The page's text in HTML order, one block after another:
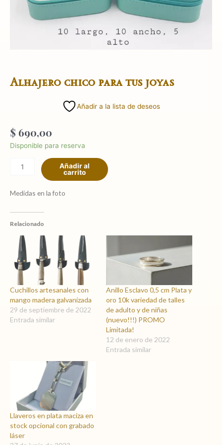
Alhajero chico para tus joyas
Añadir a la lista de deseos
$ 690,00
Disponible para reserva
Alhajero
para
joyas
Añadir al
carrito
Medidas en la foto
Relacionado
Cuchillos artesanales con
mango madera galvanizada
29 de septiembre de 2022
Entrada similar
Anillo Esclavo 0,5 cm Plata y
oro 10k variedad de talles
de adulto y de niñas
(nuevo!!!) PROMO
Limitada!
12 de enero de 2022
Entrada similar
Llaveros en plata maciza en
stock opcional con grabado
láser